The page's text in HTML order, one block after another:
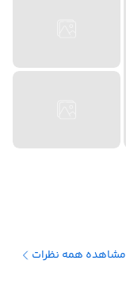
مشاهده همه نظرات